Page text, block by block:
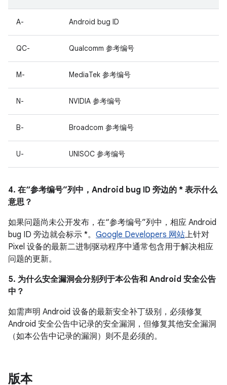
A- Android bug ID
QC- Qualcomm 参考编号
M- MediaTek 参考编号
N- NVIDIA 参考编号
B- Broadcom 参考编号
U- UNISOC 参考编号
4. 在“参考编号”列中，Android bug ID 旁边的 * 表示什么
意思？
如果问题尚未公开发布，在“参考编号”列中，相应 Android
bug ID 旁边就会标示 *。 Google Developers 网站上针对
Pixel 设备的最新二进制驱动程序中通常包含用于解决相应
问题的更新。
5. 为什么安全漏洞会分别列于本公告和 Android 安全公告
中？
如需声明 Android 设备的最新安全补丁级别，必须修复
Android 安全公告中记录的安全漏洞，但修复其他安全漏洞
（如本公告中记录的漏洞）则不是必须的。
版本